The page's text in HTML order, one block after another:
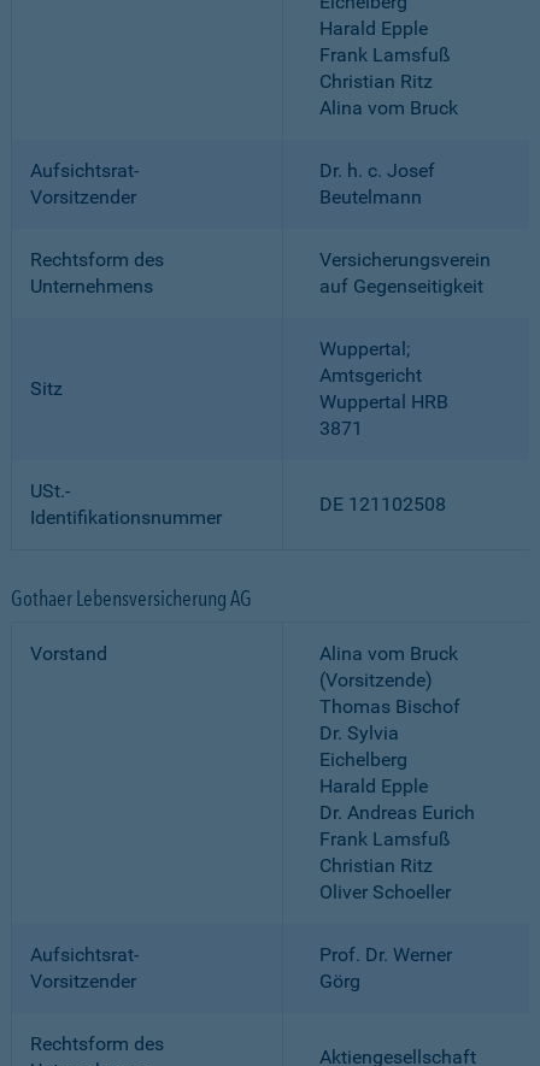
Harald Epple
Frank Lamsfuß
Christian Ritz
Alina vom Bruck
Aufsichtsrat-
Vorsitzender
Dr. h. c. Josef
Beutelmann
Rechtsform des
Unternehmens
Versicherungsverein
auf Gegenseitigkeit
Sitz
Wuppertal;
Amtsgericht
Wuppertal HRB
3871
USt.-
Identifikationsnummer
DE 121102508
Gothaer Lebensversicherung AG
Vorstand
Alina vom Bruck
(Vorsitzende)
Thomas Bischof
Dr. Sylvia
Eichelberg
Harald Epple
Dr. Andreas Eurich
Frank Lamsfuß
Christian Ritz
Oliver Schoeller
Aufsichtsrat-
Vorsitzender
Prof. Dr. Werner
Görg
Rechtsform des
Aktiengesellschaft